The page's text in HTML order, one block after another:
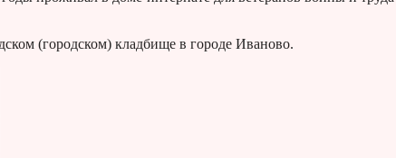
(городском) кладбище в городе Иваново.